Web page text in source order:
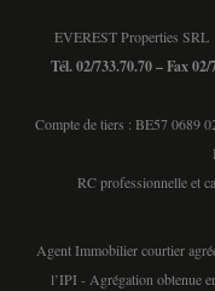
EVEREST Properties
Tél. 02/733.70.70 – Fax
Compte de tiers : BE57 0689
RC professionnelle et
Agent Immobilier courtier
l’IPI - Agrégation obtenue